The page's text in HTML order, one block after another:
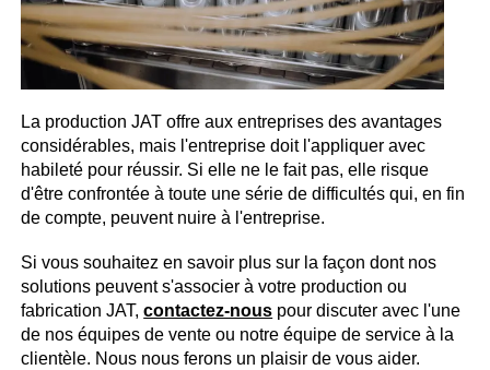
La production JAT offre aux entreprises des avantages
considérables, mais l'entreprise doit l'appliquer avec
habileté pour réussir. Si elle ne le fait pas, elle risque
d'être confrontée à toute une série de difficultés qui, en fin
de compte, peuvent nuire à l'entreprise.
Si vous souhaitez en savoir plus sur la façon dont nos
solutions peuvent s'associer à votre production ou
fabrication JAT,contactez-nous pour discuter avec l'une
de nos équipes de vente ou notre équipe de service à la
clientèle. Nous nous ferons un plaisir de vous aider.